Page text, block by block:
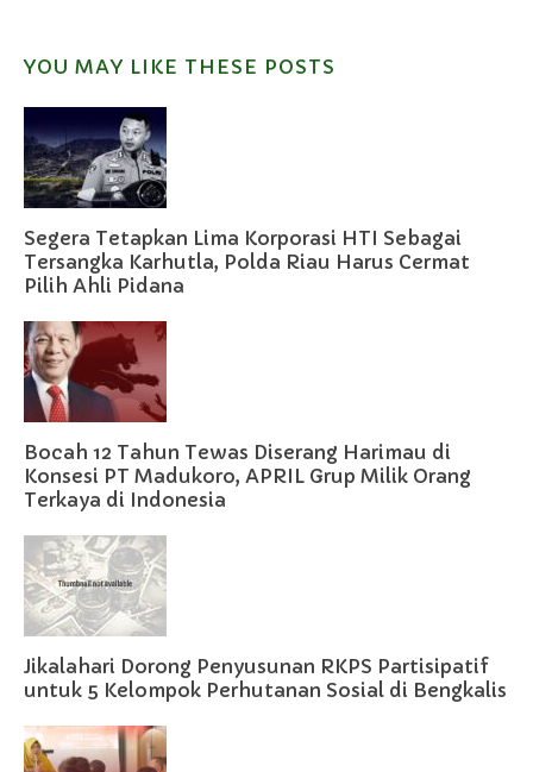
YOU MAY LIKE THESE POSTS
Segera Tetapkan Lima Korporasi HTI Sebagai
Tersangka Karhutla, Polda Riau Harus Cermat
Pilih Ahli Pidana
Bocah 12 Tahun Tewas Diserang Harimau di
Konsesi PT Madukoro, APRIL Grup Milik Orang
Terkaya di Indonesia
Jikalahari Dorong Penyusunan RKPS Partisipatif
untuk 5 Kelompok Perhutanan Sosial di Bengkalis